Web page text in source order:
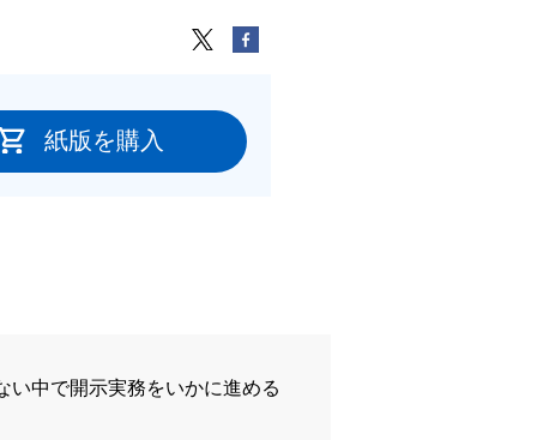
紙版を購入
い中で開示実務をいかに進める